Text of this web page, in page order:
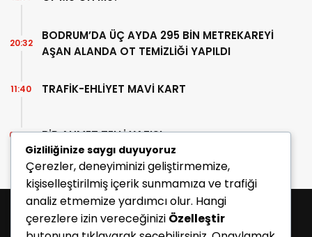
BODRUM’DA ÜÇ AYDA 295 BİN METREKAREYİ
AŞAN ALANDA OT TEMİZLİĞİ YAPILDI
20:32
TRAFİK-EHLİYET MAVİ KART
11:40
BİR AHMET TELLİ YAZISI
07:30
Gizliliğinize saygı duyuyoruz
Çerezler, deneyiminizi geliştirmemize,
kişiselleştirilmiş içerik sunmamıza ve trafiği
analiz etmemize yardımcı olur. Hangi
çerezlere izin vereceğinizi Özelleştir